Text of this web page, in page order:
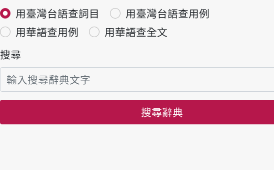
用臺灣台語查詞目
用臺灣台語查用例
用華語查用例
用華語查全文
搜尋
搜尋辭典